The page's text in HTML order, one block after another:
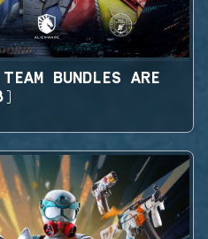
BUNDLES ARE